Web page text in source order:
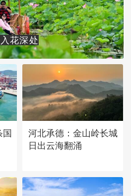
花深处
河北承德：金山岭长城
日出云海翻涌